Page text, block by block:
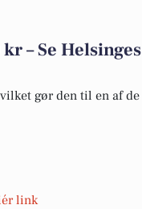
– Se Helsinges
gør den til en af de
link